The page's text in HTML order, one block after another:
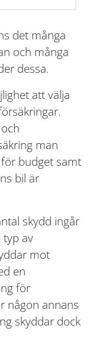
det många
och många
dessa.
att välja
man
budget samt
bil är
skydd ingår
typ av
mot
en
för
någon annans
skyddar dock